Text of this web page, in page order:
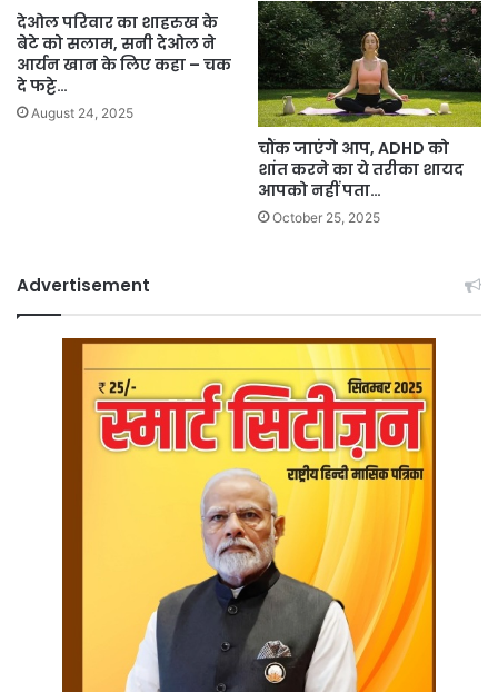
देओल परिवार का शाहरुख के
बेटे को सलाम, सनी देओल ने
आर्यन खान के लिए कहा – चक
दे फट्टे…
August 24, 2025
चौंक जाएंगे आप, ADHD को
शांत करने का ये तरीका शायद
आपको नहीं पता…
October 25, 2025
Advertisement